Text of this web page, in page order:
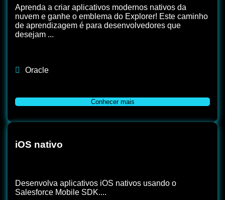
Aprenda a criar aplicativos modernos nativos da
nuvem e ganhe o emblema do Explorer! Este caminho
de aprendizagem é para desenvolvedores que
desejam ...
Oracle
Conhecer mais
iOS nativo
Desenvolva aplicativos iOS nativos usando o
Salesforce Mobile SDK....